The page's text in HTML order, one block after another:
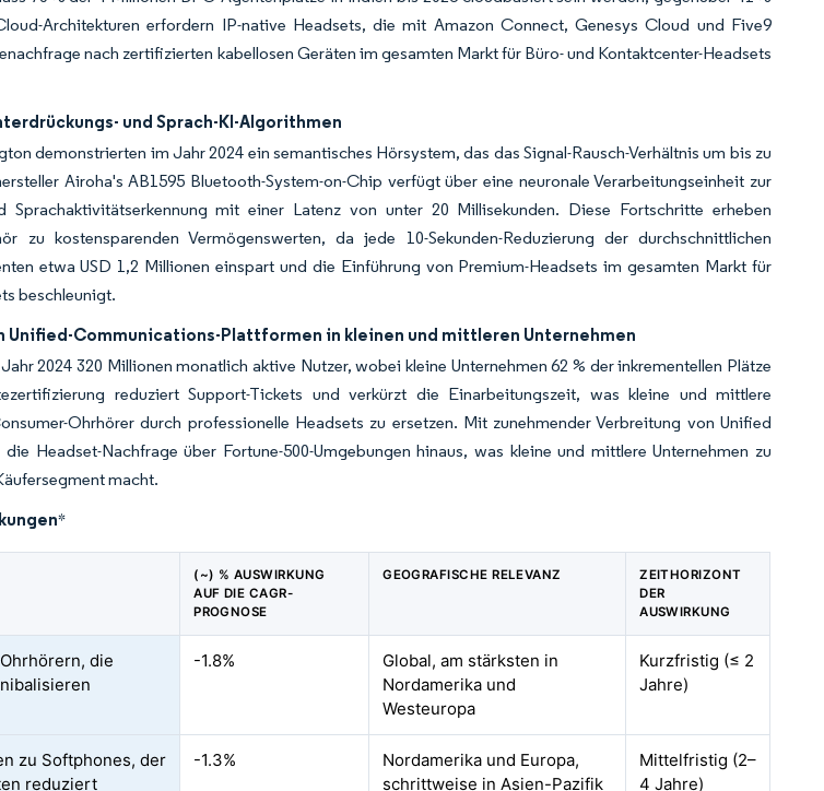
Architekturen erfordern IP-native Headsets, die mit Amazon Connect, Genesys Cloud und Five9
nach zertifizierten kabellosen Geräten im gesamten Markt für Büro- und Kontaktcenter-Headsets
und Sprach-KI-Algorithmen
demonstrierten im Jahr 2024 ein semantisches Hörsystem, das das Signal-Rausch-Verhältnis um bis zu
Airoha's AB1595 Bluetooth-System-on-Chip verfügt über eine neuronale Verarbeitungseinheit zur
Sprachaktivitätserkennung mit einer Latenz von unter 20 Millisekunden. Diese Fortschritte erheben
zu kostensparenden Vermögenswerten, da jede 10-Sekunden-Reduzierung der durchschnittlichen
etwa USD 1,2 Millionen einspart und die Einführung von Premium-Headsets im gesamten Markt für
beschleunigt.
Unified-Communications-Plattformen in kleinen und mittleren Unternehmen
2024 320 Millionen monatlich aktive Nutzer, wobei kleine Unternehmen 62 % der inkrementellen Plätze
reduziert Support-Tickets und verkürzt die Einarbeitungszeit, was kleine und mittlere
Ohrhörer durch professionelle Headsets zu ersetzen. Mit zunehmender Verbreitung von Unified
Headset-Nachfrage über Fortune-500-Umgebungen hinaus, was kleine und mittlere Unternehmen zu
macht.
*
(~) % AUSWIRKUNG
AUF DIE CAGR-
PROGNOSE
GEOGRAFISCHE RELEVANZ
ZEITHORIZONT
DER
AUSWIRKUNG
die
-1.8%
Global, am stärksten in
Nordamerika und
Westeuropa
Kurzfristig (≤ 2
Jahre)
zu Softphones, der
reduziert
-1.3%
Nordamerika und Europa,
schrittweise in Asien-Pazifik
Mittelfristig (2–
4 Jahre)